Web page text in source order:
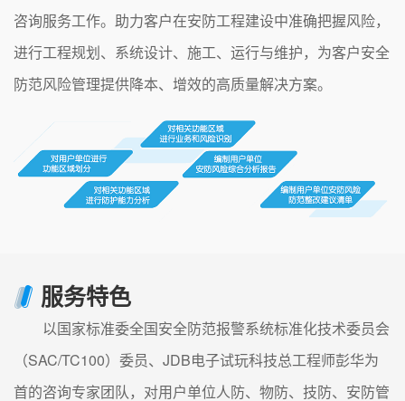
咨询服务工作。助力客户在安防工程建设中准确把握风险，
进行工程规划、系统设计、施工、运行与维护，为客户安全
防范风险管理提供降本、增效的高质量解决方案。
服务特色
以国家标准委全国安全防范报警系统标准化技术委员会
（SAC/TC100）委员、JDB电子试玩科技总工程师彭华为
首的咨询专家团队，对用户单位人防、物防、技防、安防管